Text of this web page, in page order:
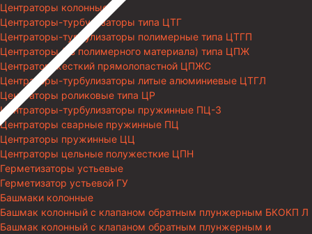
Центраторы колонные
Центраторы-турбулизаторы типа ЦТГ
Центраторы-турбулизаторы полимерные типа ЦТГП
Центраторы (из полимерного материала) типа ЦПЖ
Центратор жесткий прямолопастной ЦПЖС
Центраторы-турбулизаторы литые алюминиевые ЦТГЛ
Центраторы роликовые типа ЦР
Центраторы-турбулизаторы пружинные ПЦ-3
Центраторы сварные пружинные ПЦ
Центраторы пружинные ЦЦ
Центраторы цельные полужесткие ЦПН
Герметизаторы устьевые
Герметизатор устьевой ГУ
Башмаки колонные
Башмак колонный с клапаном обратным плунжерным БКОКП Л
Башмак колонный с клапаном обратным плунжерным и